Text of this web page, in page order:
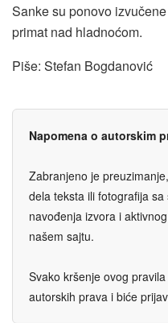
Sanke su ponovo
primat nad hladnoćom.
Piše: Stefan Bogdanović
Napomena o autorskim
Zabranjeno je
dela teksta ili fotografija
navođenja izvora i
našem sajtu.
Svako kršenje ovog
autorskih prava i biće